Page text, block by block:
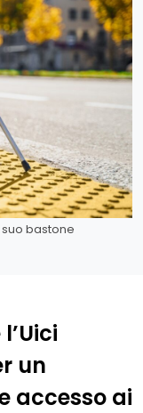
bastone
un
accesso ai